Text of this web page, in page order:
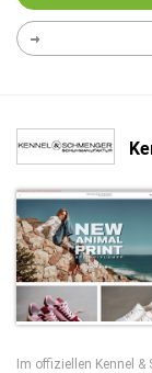
Im offiziellen Kennel